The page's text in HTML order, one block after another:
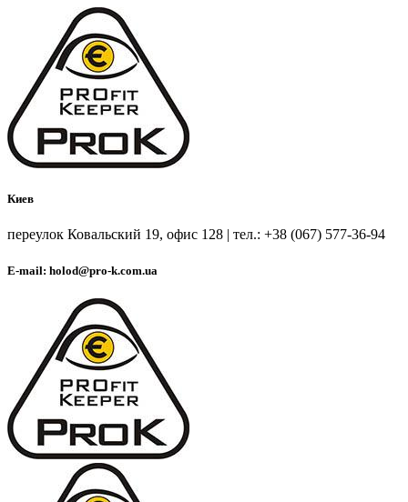
Киев
переулок Ковальский 19, офис 128 | тел.: +38 (067) 577-36-94
E-mail: holod@pro-k.com.ua